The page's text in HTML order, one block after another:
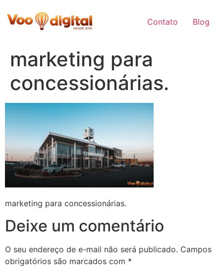
to
Contato Blog
marketing para
concessionárias.
marketing para concessionárias.
Deixe um comentário
O seu endereço de e-mail não será publicado. Campos
obrigatórios são marcados com *